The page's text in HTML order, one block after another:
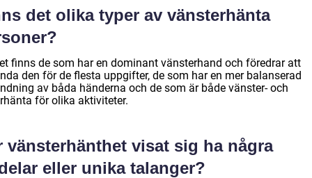
det olika typer av vänsterhänta
finns de som har en dominant vänsterhand och föredrar att
den för de flesta uppgifter, de som har en mer balanserad
av båda händerna och de som är både vänster- och
för olika aktiviteter.
vänsterhänthet visat sig ha några
eller unika talanger?